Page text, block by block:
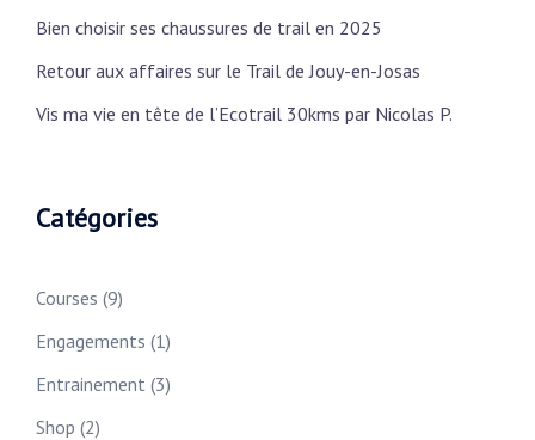
Bien choisir ses chaussures de trail en 2025
Retour aux affaires sur le Trail de Jouy-en-Josas
Vis ma vie en tête de l’Ecotrail 30kms par Nicolas P.
Catégories
Courses (9)
Engagements (1)
Entrainement (3)
Shop (2)